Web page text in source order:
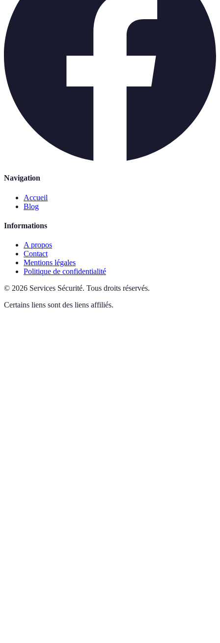
Navigation
Accueil
Blog
Informations
A propos
Contact
Mentions légales
Politique de confidentialité
© 2026 Services Sécurité. Tous droits réservés.
Certains liens sont des liens affiliés.